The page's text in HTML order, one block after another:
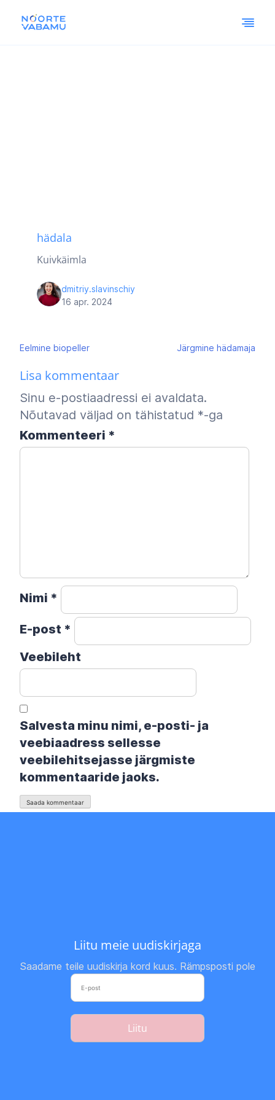
hädala
Kuivkäimla
dmitriy.slavinschiy
16 apr. 2024
Navigeerimine
Eelmine biopeller Järgmine hädamaja
Lisa kommentaar
Sinu e-postiaadressi ei avaldata.
Nõutavad väljad on tähistatud *-ga
Kommenteeri *
Nimi *
E-post *
Veebileht
Salvesta minu nimi, e-posti- ja
veebiaadress sellesse
veebilehitsejasse järgmiste
kommentaaride jaoks.
Liitu meie uudiskirjaga
Saadame teile uudiskirja kord kuus. Rämpsposti pole
Liitu